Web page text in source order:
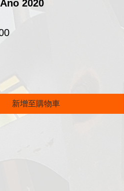
2020
價
新增至購物車